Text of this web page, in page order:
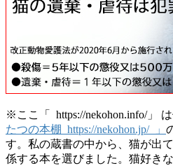
※ここ「 https://nekohon.info/」
たつの本棚 https://nekohon.jp/ 」
す。私の蔵書の中から、猫が出
係する本を選びました。猫好き